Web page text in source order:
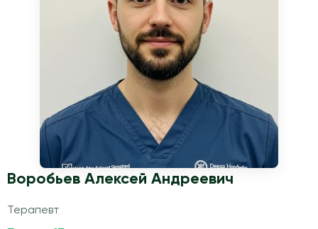
Воробьев Алексей Андреевич
Терапевт